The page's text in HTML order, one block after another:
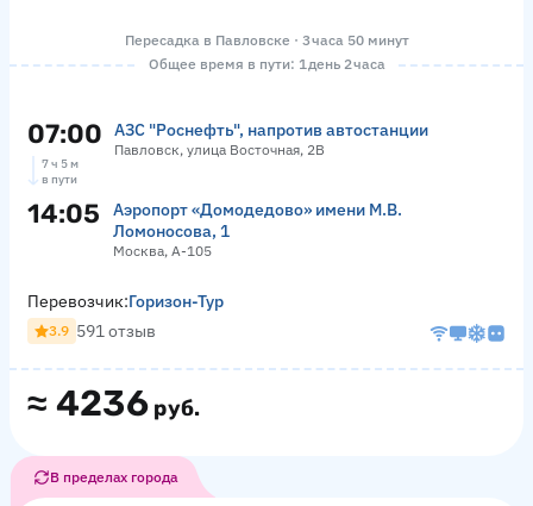
Пересадка в Павловске · 3 часа 50 минут
Общее время в пути: 1 день 2 часа
07:00 АЗС "Роснефть", напротив автостанции
Павловск, улица Восточная, 2В
7 ч 5 м
в пути
14:05
Аэропорт «Домодедово» имени М.В.
Ломоносова, 1
Москва, А-105
≈ 4236 руб.
Перевозчик:Горизон-Тур
3.9 591 отзыв
В пределах города